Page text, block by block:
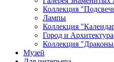
Коллекция
Лампы
Коллекция
Город и Архитектура
Коллекция
Музей